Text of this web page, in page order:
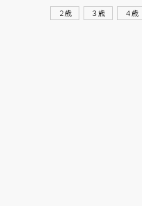
２歳 ３歳 ４歳